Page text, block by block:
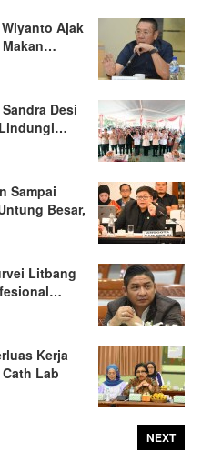
Ajak
Makan…
Desi
Lindungi…
Sampai
Besar,
Litbang
Kerja
Lab
NEXT